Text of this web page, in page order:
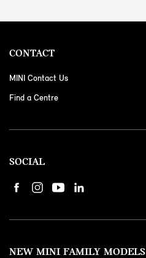
CONTACT
MINI Contact Us
Find a Centre
SOCIAL
NEW MINI FAMILY MODELS